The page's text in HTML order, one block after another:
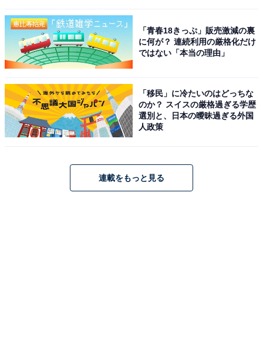
「青春18きっぷ」販売激減の裏
に何が？ 連続利用の厳格化だけ
ではない「本当の理由」
「移民」に冷たいのはどっちな
のか？ スイスの厳格過ぎる学歴
選別と、日本の曖昧過ぎる外国
人政策
連載をもっと見る